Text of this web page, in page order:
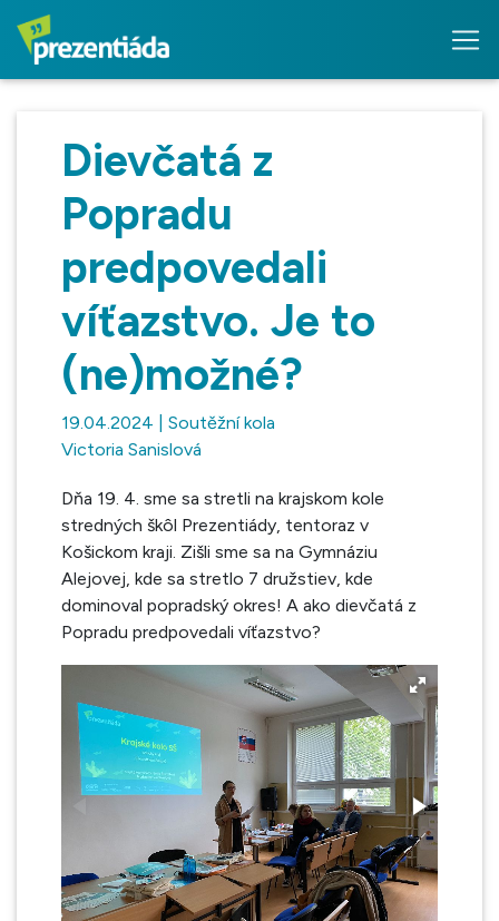
Dievčatá z
Popradu
predpovedali
víťazstvo. Je to
(ne)možné?
19.04.2024 | Soutěžní kola
Victoria Sanislová
Dňa 19. 4. sme sa stretli na krajskom kole
stredných škôl Prezentiády, tentoraz v
Košickom kraji. Zišli sme sa na Gymnáziu
Alejovej, kde sa stretlo 7 družstiev, kde
dominoval popradský okres! A ako dievčatá z
Popradu predpovedali víťazstvo?